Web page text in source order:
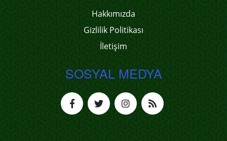
Hakkımızda
Gizlilik Politikası
İletişim
SOSYAL MEDYA